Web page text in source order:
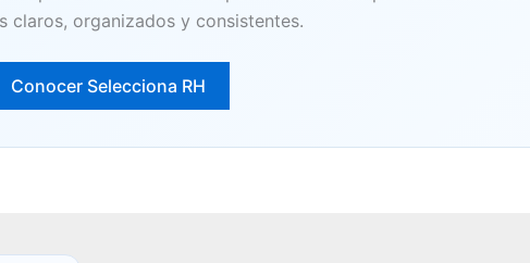
claros, organizados y consistentes.
Conocer Selecciona RH